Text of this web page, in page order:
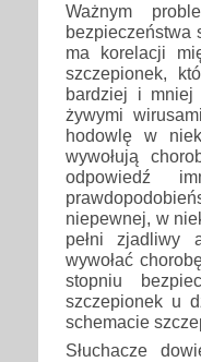
Ważnym
bezpieczeństwa
ma korelacji
szczepionek,
bardziej i mniej
żywymi
hodowlę w
wywołują
odpowiedź
niepewnej, w
pełni zjadliwy
wywołać
stopniu
szczepionek u
schemacie
Słuchacze